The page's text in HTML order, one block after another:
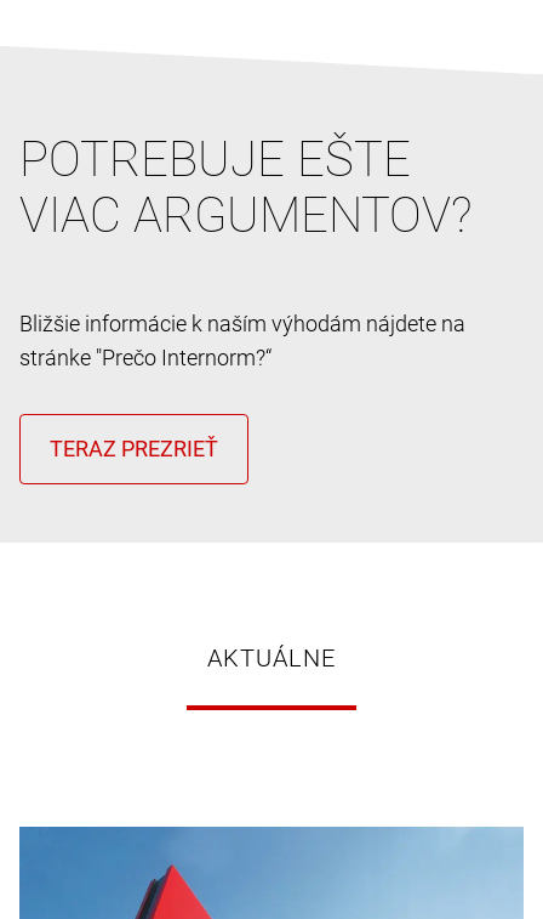
POTREBUJE EŠTE
VIAC ARGUMENTOV?
Bližšie informácie k naším výhodám nájdete na
stránke "Prečo Internorm?“
AKTUÁLNE